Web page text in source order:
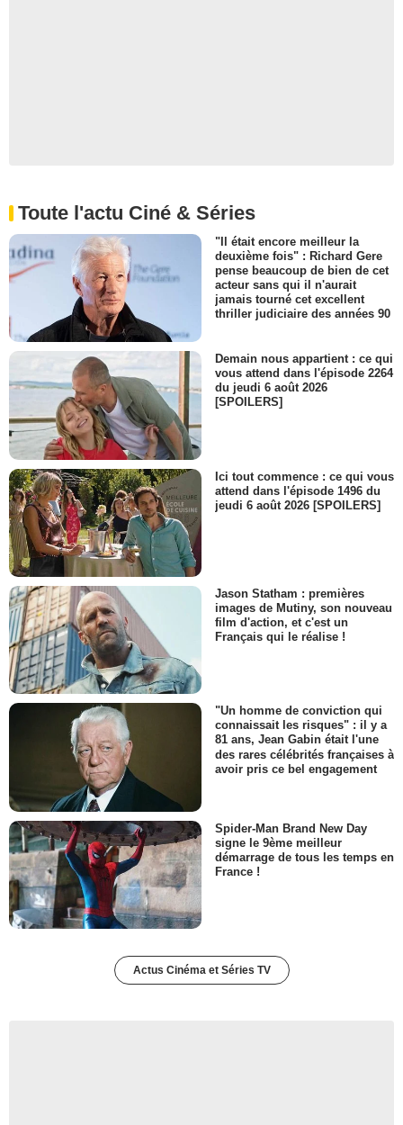
Toute l'actu Ciné & Séries
"Il était encore meilleur la
deuxième fois" : Richard Gere
pense beaucoup de bien de cet
acteur sans qui il n'aurait
jamais tourné cet excellent
thriller judiciaire des années 90
Demain nous appartient : ce qui
vous attend dans l'épisode 2264
du jeudi 6 août 2026
[SPOILERS]
Ici tout commence : ce qui vous
attend dans l'épisode 1496 du
jeudi 6 août 2026 [SPOILERS]
Jason Statham : premières
images de Mutiny, son nouveau
film d'action, et c'est un
Français qui le réalise !
"Un homme de conviction qui
connaissait les risques" : il y a
81 ans, Jean Gabin était l'une
des rares célébrités françaises à
avoir pris ce bel engagement
Spider-Man Brand New Day
signe le 9ème meilleur
démarrage de tous les temps en
France !
Actus Cinéma et Séries TV